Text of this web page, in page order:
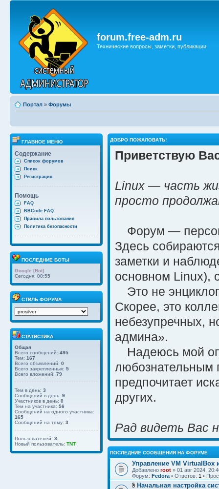
forum.free-adm.ru
Технические вопросы, заметки, публикации
Портал » Форумы
ГЛАВНОЕ МЕНЮ
Содержание
Список форумов
Поиск
Регистрация
Помощь
FAQ
BBCode FAQ
Правила пользования
Политика безопасности
ПОСЛЕДНИЕ БОТЫ
Google [Bot]
Сегодня, 00:55
СТИЛЬ ФОРУМА
СТАТИСТИКА
Общая
Всего сообщений: 495
Тем: 167
Всего объявлений: 0
Всего закрепленных: 5
Всего вложений: 79
Тем в день: 3
Сообщений в день: 9
Участников в день: 0
Тем на участника: 56
Сообщений на одного участника:
165
Сообщений на тему: 3
Пользователей: 3
Новый пользователь: TNT
ДОБРО ПОЖАЛОВАТЬ!
Приветствую
Linux — часть
просто
Форум —
Здесь
заметки и
основном Linux),
Это не
Скорее, это
небезупречных,
админа».
Надеюсь мой
любознательным
предпочитает
других.
Рад видеть Вас
ПОСЛЕДНИЕ СООБЩЕНИЯ НА ФОРУМЕ
Управление VM VirtualBox
Добавлено root » 01 авг 2024,
Форум: Fedora • Ответов: 1 •
Начальная настройка